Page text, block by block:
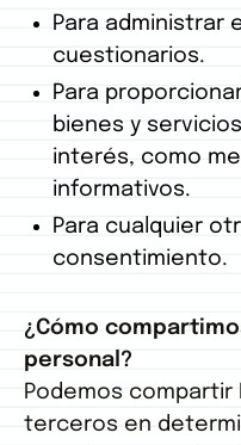
Para administrar
cuestionarios.
Para
bienes y
interés, como
informativos.
Para cualquier
consentimiento.
¿Cómo
personal?
Podemos
terceros en